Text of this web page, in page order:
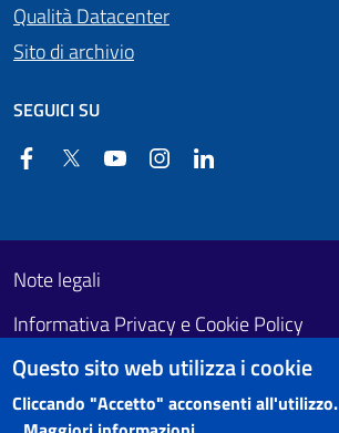
Qualità Datacenter
Sito di archivio
SEGUICI SU
FacebookTwitter YouTube Instagram
Footer First
Useful links section
Note legali
Informativa Privacy e Cookie Policy
Obiettivi di accessibilità
Questo sito web utilizza i cookie
Cliccando "Accetto" acconsenti all'utilizzo.